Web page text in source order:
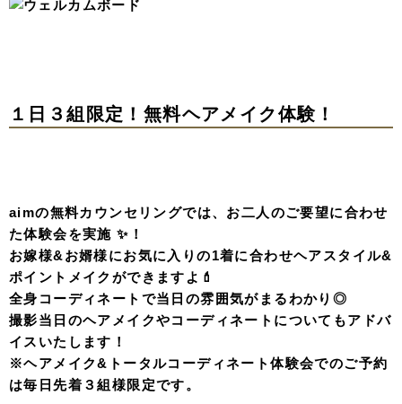
１日３組限定！無料ヘアメイク体験！
aimの無料カウンセリングでは、お二人のご要望に合わせ
た体験会を実施 ✨！
お嫁様&お婿様にお気に入りの1着に合わせヘアスタイル&
ポイントメイクができますよ💄
全身コーディネートで当日の雰囲気がまるわかり◎
撮影当日のヘアメイクやコーディネートについてもアドバ
イスいたします！
※ヘアメイク&トータルコーディネート体験会でのご予約
は毎日先着３組様限定です。